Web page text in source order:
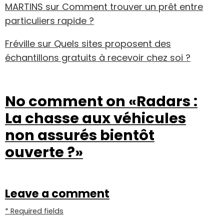
MARTINS sur Comment trouver un prêt entre
particuliers rapide ?
Fréville sur Quels sites proposent des
échantillons gratuits à recevoir chez soi ?
No comment on «Radars :
La chasse aux véhicules
non assurés bientôt
ouverte ?»
Leave a comment
* Required fields